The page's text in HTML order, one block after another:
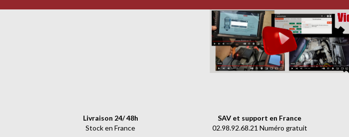
Livraison 24/ 48h
Stock en France
SAV et support en France
02.98.92.68.21 Numéro gratuit